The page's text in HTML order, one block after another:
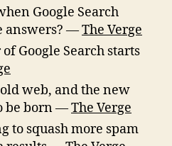
Google Search
answers? —The Verge
Google Search starts
web, and the new
be born —The Verge
to squash more spam